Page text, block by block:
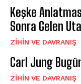
Keşke
Sonra Gelen
⁠ZIHIN VE DAVRANIŞ
Carl Jung
⁠ZIHIN VE DAVRANIŞ